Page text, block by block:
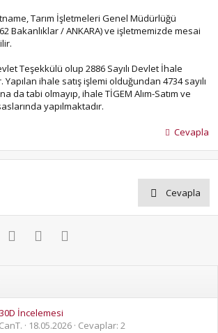
Tarım İşletmeleri Genel Müdürlüğü
Bakanlıklar / ANKARA) ve işletmemizde mesai
Teşekkülü olup 2886 Sayılı Devlet İhale
ihale satış işlemi olduğundan 4734 sayılı
da tabi olmayıp, ihale TİGEM Alım-Satım ve
yapılmaktadır.
Cevapla
Cevapla
Twitter PinterestWhatsApp
İncelemesi
18.05.2026 Cevaplar: 2